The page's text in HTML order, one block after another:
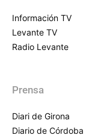
Información TV
Levante TV
Radio Levante
Prensa
Diari de Girona
Diario de Córdoba